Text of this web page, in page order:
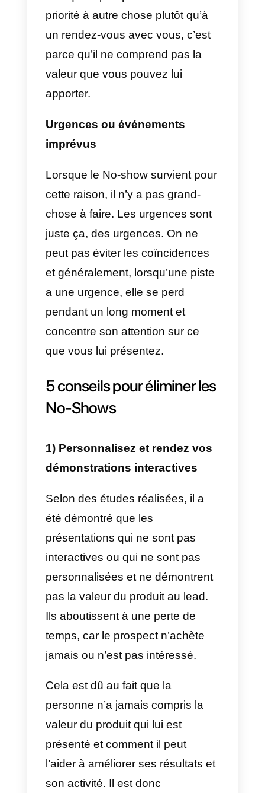
une difficulté peut survenir. Une
no-showtoujours la fin du
monde. Mais il est extrêmement
important de comprendre
lorsque cela arrive fréquemment,
ou une simple coïncidence.
Autres priorités ou
Cette raison est l’une des raisons
les plus courantes pour
un No-Show se produit. Cela se
produit parce que notre client
potentiel n’accorde pas à
ou à la présentatio . la priorité qu’il
mérite. Il peut arriver que ce soit
veuille tout simplement pas se
présenter, mais il peut aussi
arriver qu’un événement
indépendant de notre volonté
empêche la personne de se
présenter ou de participer à la
démo.
Lorsqu’un prospect donne la
priorité à autre chose plutôt qu’à
un rendez-vous avec vous, c’est
parce qu’il ne comprend pas la
valeur que vous pouvez lui
apporter.